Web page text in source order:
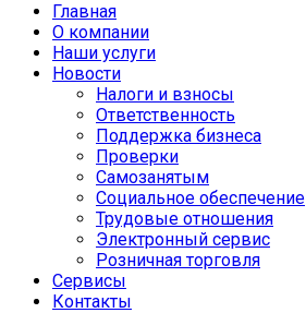
Главная
О компании
Наши услуги
Новости
Налоги и взносы
Ответственность
Поддержка бизнеса
Проверки
Самозанятым
Социальное обеспечение
Трудовые отношения
Электронный сервис
Розничная торговля
Сервисы
Контакты